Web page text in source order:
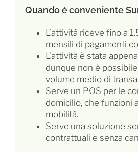
Quando è conveniente
L’attività riceve fino a
mensili di pagamenti
L’attività è stata
dunque non è
volume medio di
Serve un POS per le
domicilio, che funzioni
mobilità.
Serve una soluzione
contrattuali e senza